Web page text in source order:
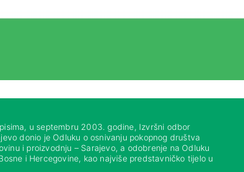
u septembru 2003. godine, Izvršni odbor
donio je Odluku o osnivanju pokopnog društva
i proizvodnju – Sarajevo, a odobrenje na Odluku
i Hercegovine, kao najviše predstavničko tijelo u